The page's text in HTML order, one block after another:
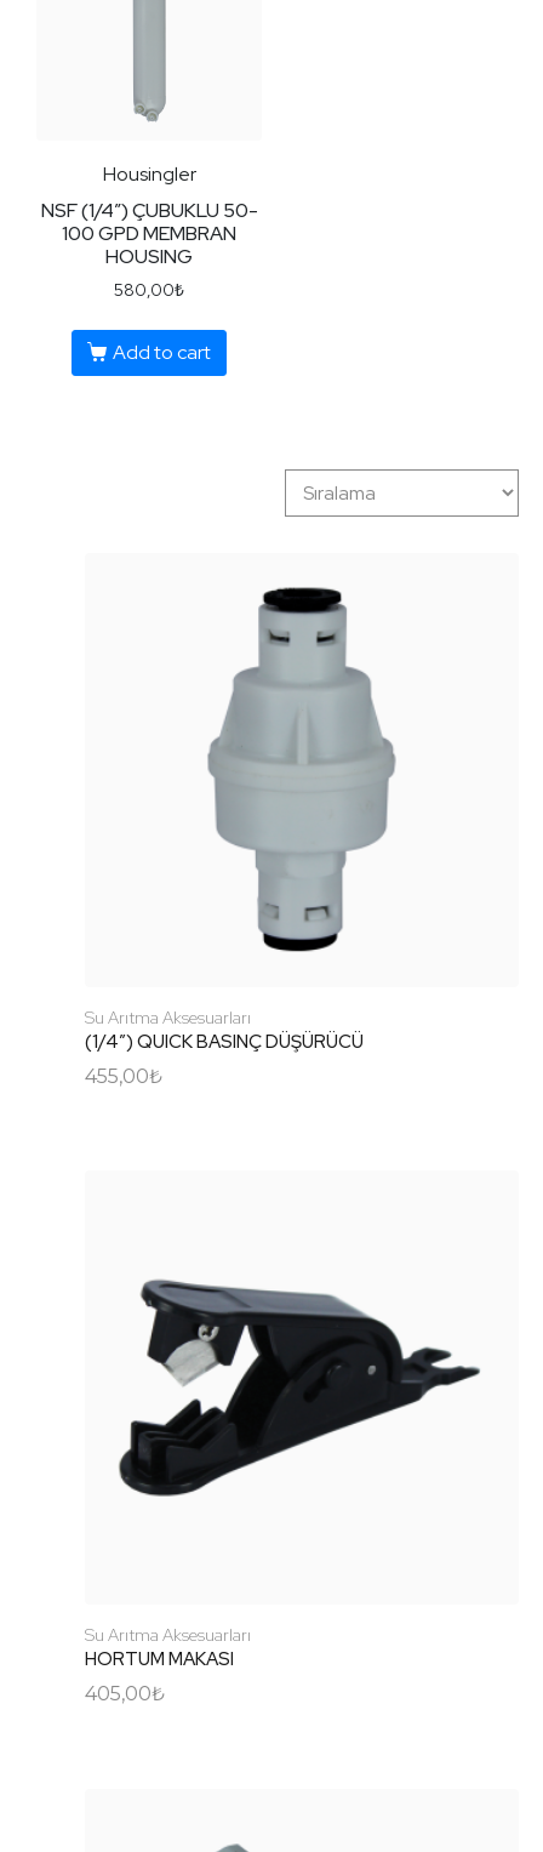
Housingler
NSF (1/4″) ÇUBUKLU 50-
100 GPD MEMBRAN
HOUSING
580,00₺
Add to cart
Su Arıtma Aksesuarları
(1/4″) QUICK BASINÇ DÜŞÜRÜCÜ
455,00₺
Su Arıtma Aksesuarları
HORTUM MAKASI
405,00₺